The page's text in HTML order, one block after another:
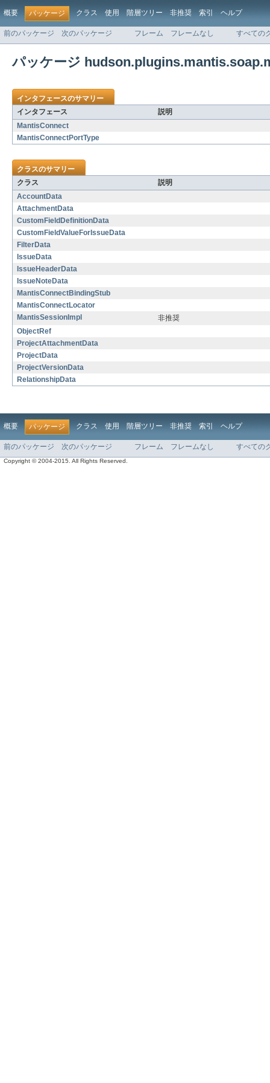
概要 パッケージ クラス 使用 階層ツリー 非推奨 索引 ヘルプ
前のパッケージ 次のパッケージ フレーム フレームなし すべての
パッケージ
インタフェースのサマリー
インタフェース
説明
MantisConnect
MantisConnectPortType
クラスのサマリー
クラス
説明
AccountData
AttachmentData
CustomFieldDefinitionData
CustomFieldValueForIssueData
FilterData
IssueData
IssueHeaderData
IssueNoteData
MantisConnectBindingStub
MantisConnectLocator
MantisSessionImpl
非推奨
ObjectRef
ProjectAttachmentData
ProjectData
ProjectVersionData
RelationshipData
概要 パッケージ クラス 使用 階層ツリー 非推奨 索引 ヘルプ
前のパッケージ 次のパッケージ フレーム フレームなし すべての
Copyright © 2004-2015. All Rights Reserved.